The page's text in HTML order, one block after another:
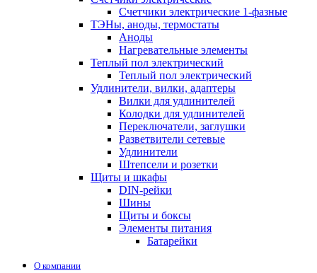
Счетчики электрические 1-фазные
ТЭНы, аноды, термостаты
Аноды
Нагревательные элементы
Теплый пол электрический
Теплый пол электрический
Удлинители, вилки, адаптеры
Вилки для удлинителей
Колодки для удлинителей
Переключатели, заглушки
Разветвители сетевые
Удлинители
Штепсели и розетки
Щиты и шкафы
DIN-рейки
Шины
Щиты и боксы
Элементы питания
Батарейки
О компании